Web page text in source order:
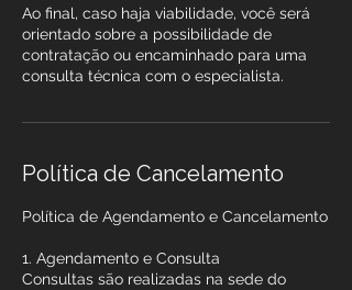
Ao final, caso haja viabilidade, você será
orientado sobre a possibilidade de
contratação ou encaminhado para uma
consulta técnica com o especialista.
Política de Cancelamento
Política de Agendamento e Cancelamento
1. Agendamento e Consulta
Consultas são realizadas na sede do